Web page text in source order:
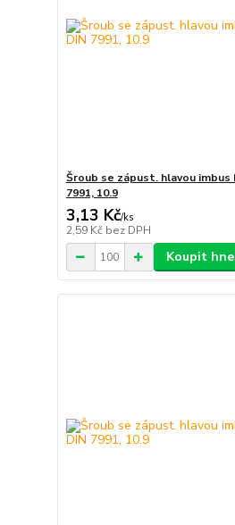
Šroub se zápust. hlavou imbus
7991, 10.9
3,13 Kč/ks
2,59 Kč bez DPH
Koupit